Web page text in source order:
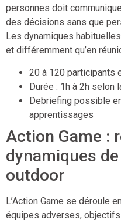
personnes doit
des décisions sans que
Les dynamiques
et différemment qu’en
20 à 120 participants
Durée : 1h à 2h selon
Debriefing possible
apprentissages
Action Game :
dynamiques
outdoor
L’Action Game se déroule
équipes adverses,